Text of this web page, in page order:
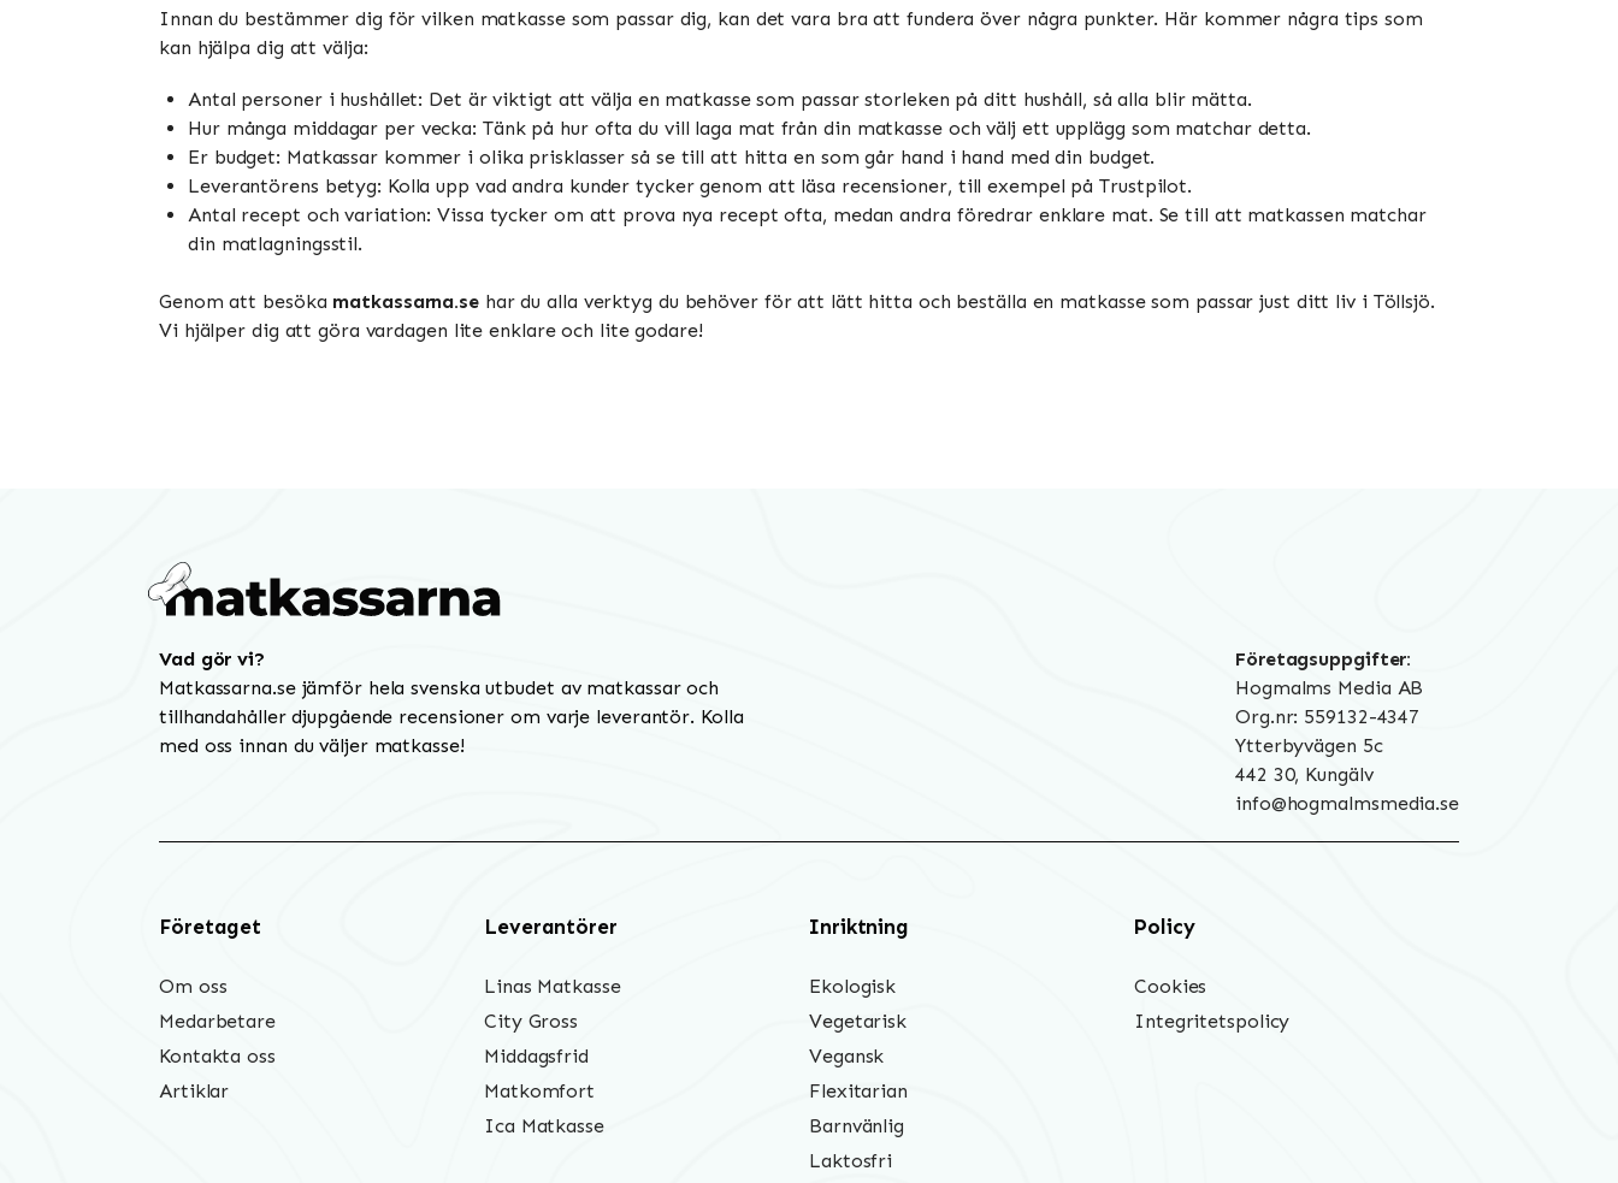
Innan du bestämmer dig för vilken matkasse som passar dig, kan det vara bra att fundera över några punkter. Här kommer några tips som
kan hjälpa dig att välja:
Antal personer i hushållet: Det är viktigt att välja en matkasse som passar storleken på ditt hushåll, så alla blir mätta.
Hur många middagar per vecka: Tänk på hur ofta du vill laga mat från din matkasse och välj ett upplägg som matchar detta.
Er budget: Matkassar kommer i olika prisklasser så se till att hitta en som går hand i hand med din budget.
Leverantörens betyg: Kolla upp vad andra kunder tycker genom att läsa recensioner, till exempel på Trustpilot.
Antal recept och variation: Vissa tycker om att prova nya recept ofta, medan andra föredrar enklare mat. Se till att matkassen matchar
din matlagningsstil.
Genom att besöka matkassarna.sehar du alla verktyg du behöver för att lätt hitta och beställa en matkasse som passar just ditt liv i Töllsjö.
Vi hjälper dig att göra vardagen lite enklare och lite godare!
Vad gör vi?
Matkassarna.se jämför hela svenska utbudet av matkassar och
tillhandahåller djupgående recensioner om varje leverantör. Kolla
med oss innan du väljer matkasse!
Företagsuppgifter:
Hogmalms Media AB
Org.nr: 559132-4347
Ytterbyvägen 5c
442 30, Kungälv
info@hogmalmsmedia.se
Företaget
Om oss
Medarbetare
Kontakta oss
Artiklar
Leverantörer
Linas Matkasse
City Gross
Middagsfrid
Matkomfort
Ica Matkasse
Inriktning
Ekologisk
Vegetarisk
Vegansk
Flexitarian
Barnvänlig
Laktosfri
Policy
Cookies
Integritetspolicy